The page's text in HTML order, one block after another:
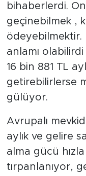
bihaberlerdi.
geçinebilmek ,
ödeyebilmektir.
anlamı
16 bin 881 TL
getirebilirlerse
gülüyor.
Avrupalı
aylık ve gelire
alma gücü
tırpanlanıyor,